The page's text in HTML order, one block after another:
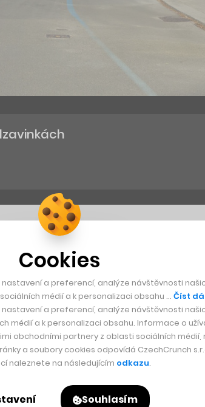
Cookies
a preferencí, analýze návštěvnosti
médií a k personalizaci obsahu … Číst
a preferencí, analýze návštěvnosti
médií a k personalizaci obsahu. Informace o
obchodními partnery z oblasti sociálních médií,
a soubory cookies odpovídá CzechCrunch
naleznete na následujícím odkazu.
Souhlasím